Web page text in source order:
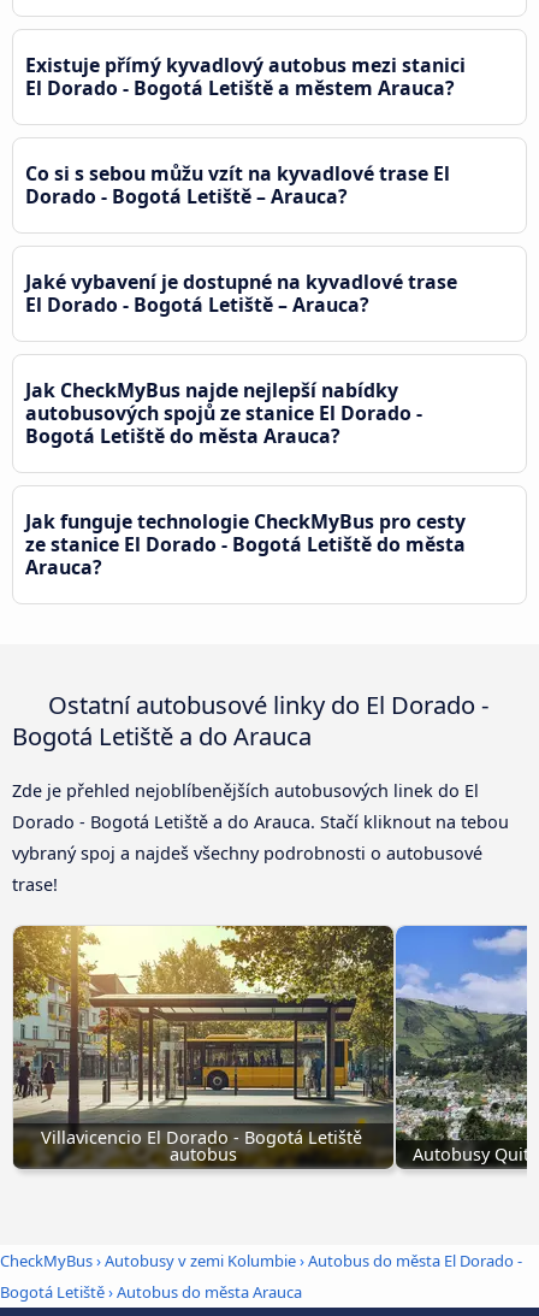
Existuje přímý kyvadlový autobus mezi stanici
El Dorado - Bogotá Letiště a městem Arauca?
Co si s sebou můžu vzít na kyvadlové trase El
Dorado - Bogotá Letiště – Arauca?
Jaké vybavení je dostupné na kyvadlové trase
El Dorado - Bogotá Letiště – Arauca?
Jak CheckMyBus najde nejlepší nabídky
autobusových spojů ze stanice El Dorado -
Bogotá Letiště do města Arauca?
Jak funguje technologie CheckMyBus pro cesty
ze stanice El Dorado - Bogotá Letiště do města
Arauca?
Ostatní autobusové linky do El Dorado -
Bogotá Letiště a do Arauca
Zde je přehled nejoblíbenějších autobusových linek do El
Dorado - Bogotá Letiště a do Arauca. Stačí kliknout na tebou
vybraný spoj a najdeš všechny podrobnosti o autobusové
trase!
Villavicencio El Dorado - Bogotá Letiště
autobus Autobusy
CheckMyBus›Autobusy v zemi Kolumbie›Autobus do města El Dorado -
Bogotá Letiště›Autobus do města Arauca